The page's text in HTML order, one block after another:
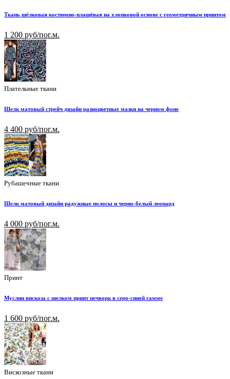
Ткань шёлковая костюмно-плащёвая на хлопковой основе с геометричным принтом
1 200 руб/пог.м.
Плательные ткани
Шелк матовый стрейч дизайн разноцветные мазки на черном фоне
4 400 руб/пог.м.
Рубашечные ткани
Шелк матовый дизайн радужные полосы и черно-белый леопард
4 000 руб/пог.м.
Принт
Муслин вискоза с шелком принт печворк в серо-синей гамме
1 600 руб/пог.м.
Вискозные ткани